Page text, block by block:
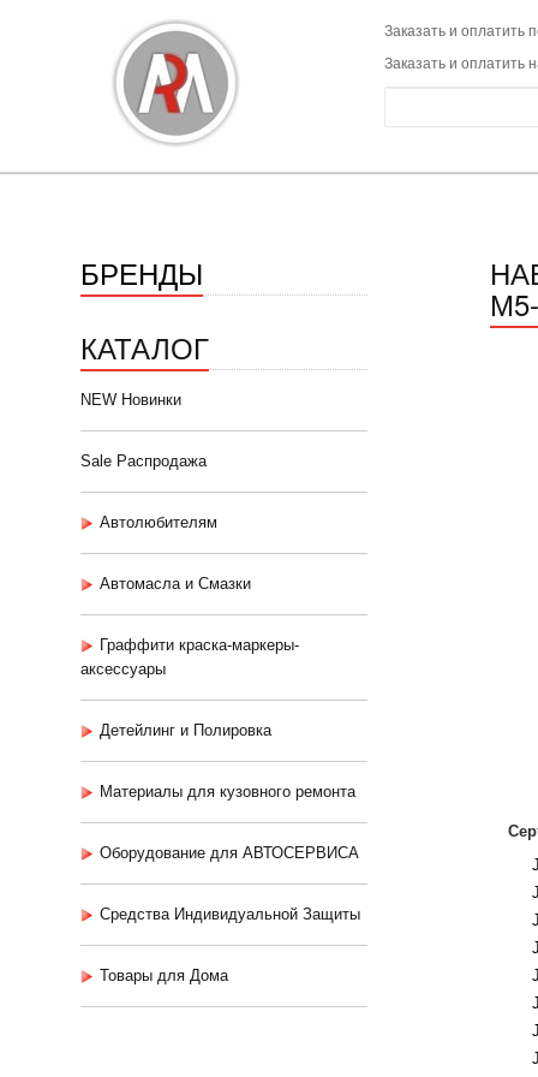
Заказать и оплатить
Заказать и оплатить
БРЕНДЫ
КАТАЛОГ
NEW Новинки
Sale Распродажа
Автолюбителям
Автомасла и Смазки
Граффити краска-маркеры-
аксессуары
Детейлинг и Полировка
Материалы для кузовного ремонта
Оборудование для АВТОСЕРВИСА
Средства Индивидуальной Защиты
Товары для Дома